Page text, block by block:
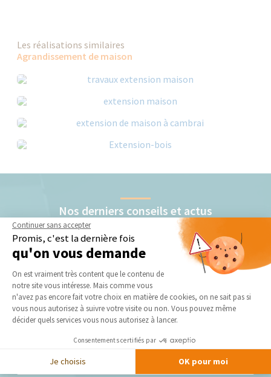
Les réalisations similaires
Agrandissement de maison
Nos derniers conseils et actus
Extension hors d’eau hors d’air : qu’est-ce que
Besoin de plus d’espace sans engager immédiatement tous
les travaux de finition...
Continuer sans accepter
Promis, c'est la dernière fois
qu'on vous demande
Plateforme de Gestion du
On est vraiment très content que le contenu de
notre site vous intéresse. Mais comme vous
n'avez pas encore fait votre choix en matière de cookies, on ne sait pas si
vous nous autorisez à suivre votre visite ou non. Vous pouvez même
décider quels services vous nous autorisez à lancer.
Consentements certifiés par
Je choisis OK pour moi
Axeptio consent